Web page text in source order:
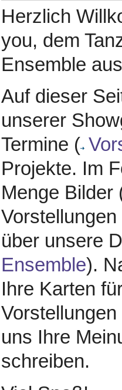
Herzlich
you, dem
Ensemble
Auf dieser
unserer
Termine (
Projekte. Im
Menge Bilder
über unsere
Ensemble).
Ihre Karten
uns Ihre
schreiben.